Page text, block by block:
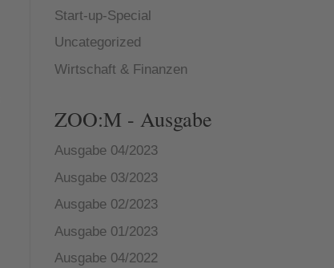
Start-up-Special
Uncategorized
Wirtschaft & Finanzen
ZOO:M - Ausgabe
Ausgabe 04/2023
Ausgabe 03/2023
Ausgabe 02/2023
Ausgabe 01/2023
Ausgabe 04/2022